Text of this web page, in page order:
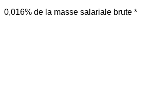
0,016% de la masse salariale brute *